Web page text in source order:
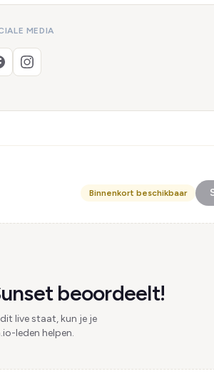
MEDIA
Binnenkort beschikbaar
beoordeelt!
live staat, kun je je
leden helpen.